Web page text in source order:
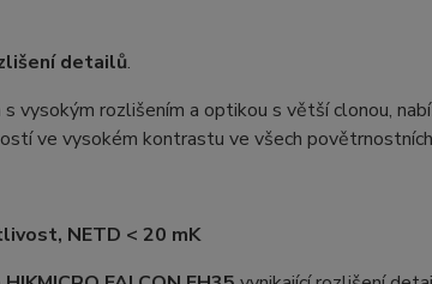
detailů.
vysokým rozlišením a optikou s větší clonou,
ve vysokém kontrastu ve všech
NETD < 20 mK